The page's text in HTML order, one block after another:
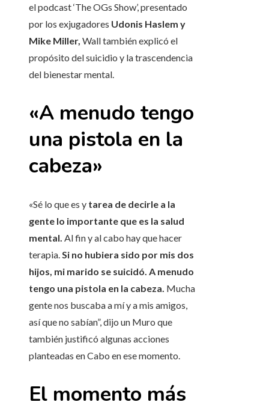
el podcast ‘The OGs Show’, presentado
por los exjugadores Udonis Haslem y
Mike Miller, Wall también explicó el
propósito del suicidio y la trascendencia
del bienestar mental.
«A menudo tengo
una pistola en la
cabeza»
«Sé lo que es y tarea de decirle a la
gente lo importante que es la salud
mental. Al fin y al cabo hay que hacer
terapia.Si no hubiera sido por mis dos
hijos, mi marido se suicidó. A menudo
tengo una pistola en la cabeza. Mucha
gente nos buscaba a mí y a mis amigos,
así que no sabían”, dijo un Muro que
también justificó algunas acciones
planteadas en Cabo en ese momento.
El momento más